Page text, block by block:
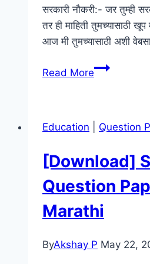
सरकारी नौकरी:- जर तुम्ही
तर ही माहिती तुमच्यासाठी
आज मी तुमच्यासाठी अशी
Read MoreSarkari
मिळेल
नौकरी
आणि
ऑनलाइन
फॉर्म
Sarkari
Education Question
[Download]
Question
Marathi
ByAkshay P May 22,